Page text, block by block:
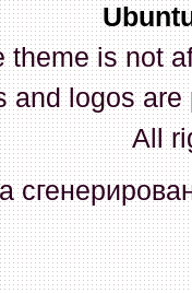
же
доброго
3-
чтобы
в системе
theme is not
and logos
All